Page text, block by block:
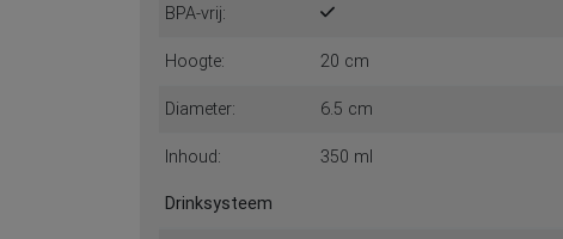
BPA-vrij:
Hoogte: 20 cm
Diameter: 6.5 cm
Inhoud: 350 ml
Drinksysteem